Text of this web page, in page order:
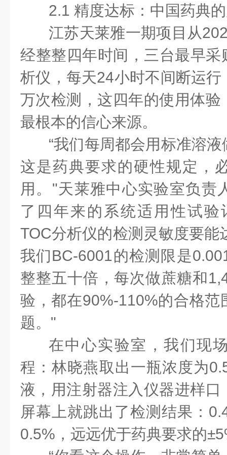
2.1 精度达标：中国药典
江苏天莱雅一期项目从
经整整四年时间，三台最早采
析仪，每天24小时不间断运
万次检测，这四年的使用体
最根本的信心来源。
“我们每周都会用标准溶
这是药典要求的硬性规定，
用。"天莱雅中心实验室负责
了四年来的系统适用性试验
TOC分析仪的检测灵敏度要能
我们BC-6001的检测限是
整整五十倍，每次做蔗糖和
验，都在90%-110%的合格范
题。"
在中心实验室，我们现
程：林晓燕取出一瓶浓度为
液，用注射器注入仪器进样
屏幕上就跳出了检测结果：
0.5%，远远优于药典要求的